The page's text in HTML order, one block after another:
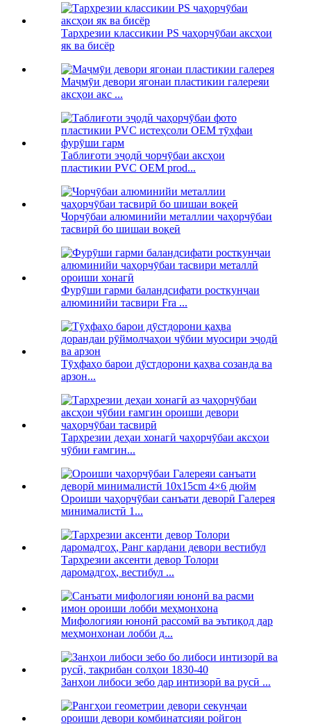
Тарҳрезии классикии PS чаҳорчӯбаи аксҳои
як ва бисёр
Маҷмӯи девори ягонаи пластикии галереяи
аксҳои акс ...
Таблиғоти эҷодӣ чорчӯбаи аксҳои
пластикии PVC OEM prod...
Чорчӯбаи алюминийи металлии чаҳорчӯбаи
тасвирӣ бо шишаи воқеӣ
Фурӯши гарми баландсифати росткунҷаи
алюминийи тасвири Fra ...
Тӯҳфаҳо барои дӯстдорони қаҳва созанда ва
арзон...
Тарҳрезии деҳаи хонагӣ чаҳорчӯбаи аксҳои
чӯбии ғамгин...
Ороиши чаҳорчӯбаи санъати деворӣ Галерея
минималистӣ 1...
Тарҳрезии аксенти девор Толори
даромадгоҳ, вестибул ...
Мифологияи юнонӣ рассомӣ ва эътиқод дар
меҳмонхонаи лобби д...
Занҳои либоси зебо дар интизорӣ ва русӣ ...